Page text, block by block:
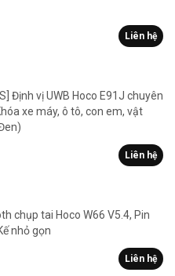
Liên hệ
Định vị UWB Hoco E91J chuyên
xe máy, ô tô, con em, vật
Liên hệ
chụp tai Hoco W66 V5.4, Pin
nhỏ gọn
Liên hệ